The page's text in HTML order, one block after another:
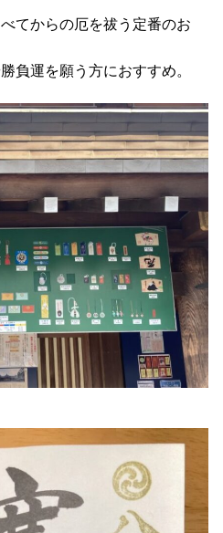
べてからの厄を祓う定番のお
負運を願う方におすすめ。